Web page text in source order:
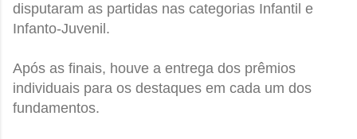
disputaram as partidas nas categorias Infantil e
Infanto-Juvenil.
Após as finais, houve a entrega dos prêmios
individuais para os destaques em cada um dos
fundamentos.